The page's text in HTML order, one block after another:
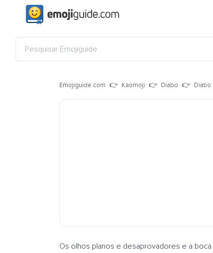
Emojiguide.com Kaomoji Diabo Diabo
Os olhos planos e desaprovadores e a